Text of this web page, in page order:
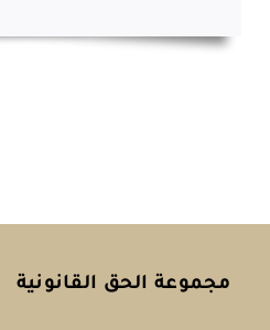
مجموعة الحق القانونية